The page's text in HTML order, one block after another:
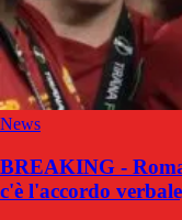
News
BREAKING -
c'è l'accordo